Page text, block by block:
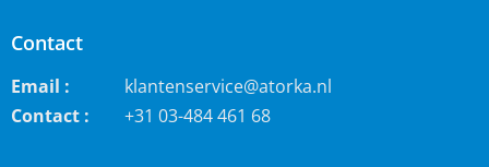
Contact
Email :
klantenservice@atorka.nl
Contact :
+31 03-484 461 68